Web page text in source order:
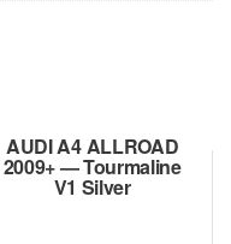
AUDI A4 ALLROAD
2009+ — Tourmaline
V1 Silver